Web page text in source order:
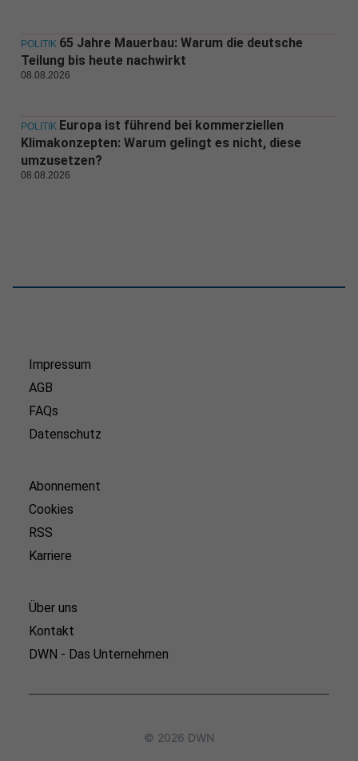
POLITIK 65 Jahre Mauerbau: Warum die deutsche
Teilung bis heute nachwirkt
08.08.2026
POLITIK Europa ist führend bei kommerziellen
Klimakonzepten: Warum gelingt es nicht, diese
umzusetzen?
08.08.2026
Impressum
AGB
FAQs
Datenschutz
Abonnement
Cookies
RSS
Karriere
Über uns
Kontakt
DWN - Das Unternehmen
© 2026 DWN